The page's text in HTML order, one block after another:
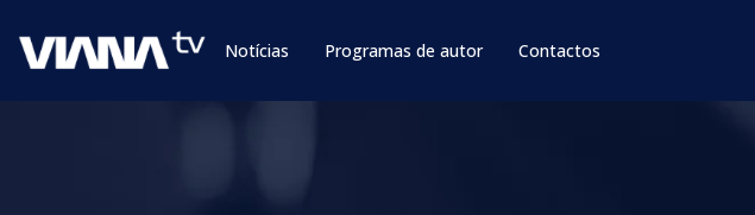
Notícias Programas de autor Contactos